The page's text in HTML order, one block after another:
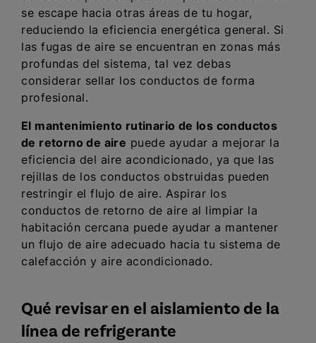
se escape hacia otras áreas de tu hogar,
reduciendo la eficiencia energética general. Si
las fugas de aire se encuentran en zonas más
profundas del sistema, tal vez debas
considerar sellar los conductos de forma
profesional.
El mantenimiento rutinario de los conductos
de retorno de aire puede ayudar a mejorar la
eficiencia del aire acondicionado, ya que las
rejillas de los conductos obstruidas pueden
restringir el flujo de aire. Aspirar los
conductos de retorno de aire al limpiar la
habitación cercana puede ayudar a mantener
un flujo de aire adecuado hacia tu sistema de
calefacción y aire acondicionado.
Qué revisar en el aislamiento de la
línea de refrigerante